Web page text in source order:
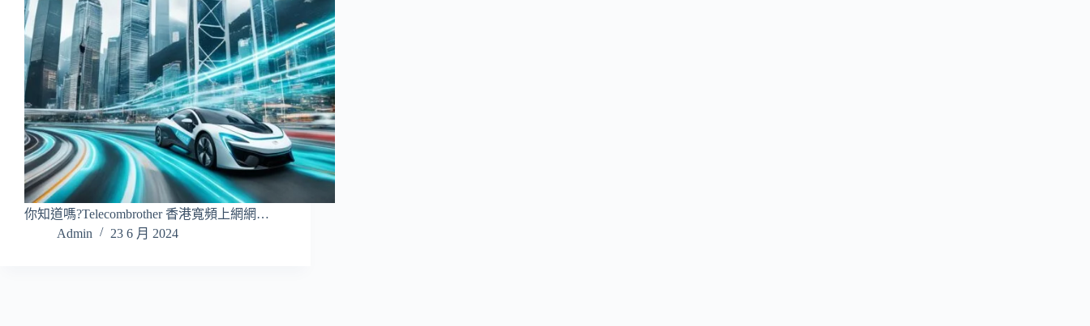
你知道嗎?Telecombrother 香港寬頻上網網…
Admin
23 6 月 2024